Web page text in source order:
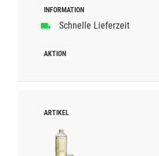
Schnelle Lieferzeit